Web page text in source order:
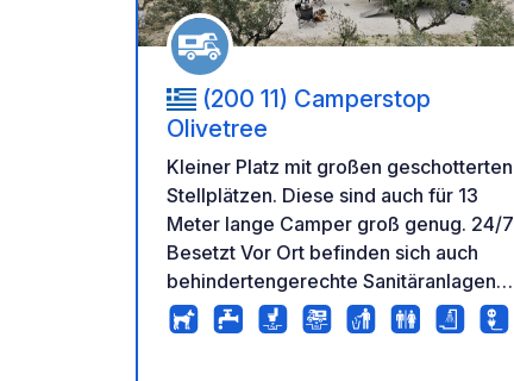
(200 11) Camperstop
Olivetree
Kleiner Platz mit großen geschotterten
Stellplätzen. Diese sind auch für 13
Meter lange Camper groß genug. 24/7
Besetzt Vor Ort befinden sich auch
behindertengerechte Sanitäranlagen
sowie Waschmaschinen und Trockner.
Neu: Fahrradverleih und Mini-